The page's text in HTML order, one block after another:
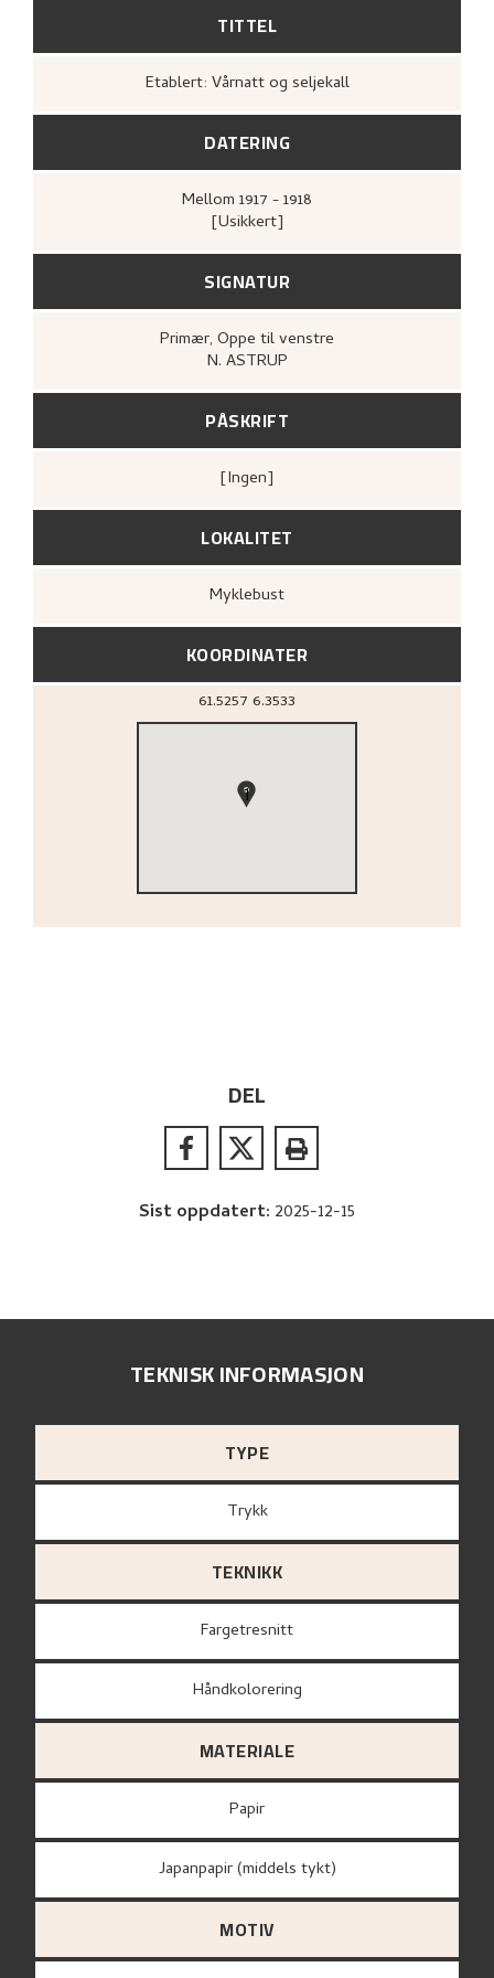
TITTEL
Etablert: Vårnatt og seljekall
DATERING
Mellom 1917 - 1918
[Usikkert]
SIGNATUR
Primær, Oppe til venstre
N. ASTRUP
PÅSKRIFT
[ingen]
LOKALITET
Myklebust
KOORDINATER
61.5257 6.3533
1
DEL
Sist oppdatert: 2025-12-15
TEKNISK INFORMASJON
TYPE
Trykk
TEKNIKK
Fargetresnitt
Håndkolorering
MATERIALE
papir
Japanpapir (middels tykt)
MOTIV